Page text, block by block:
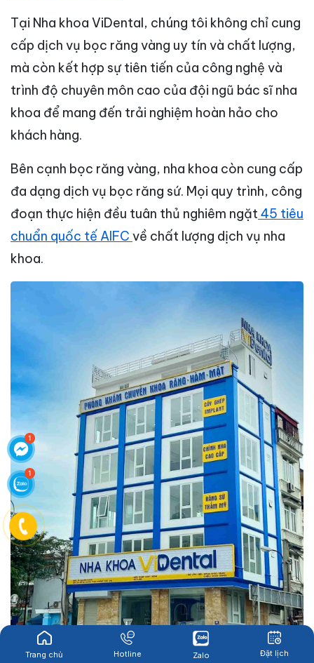
Tại Nha khoa ViDental, chúng tôi không chỉ cung
cấp dịch vụ bọc răng vàng uy tín và chất lượng,
mà còn kết hợp sự tiên tiến của công nghệ và
trình độ chuyên môn cao của đội ngũ bác sĩ nha
khoa để mang đến trải nghiệm hoàn hảo cho
khách hàng.
Bên cạnh bọc răng vàng, nha khoa còn cung cấp
đa dạng dịch vụ bọc răng sứ. Mọi quy trình, công
đoạn thực hiện đều tuân thủ nghiêm ngặt 45 tiêu
chuẩn quốc tế AIFC về chất lượng dịch vụ nha
khoa.
Trang chủ Hotline Zalo Đặt lịch